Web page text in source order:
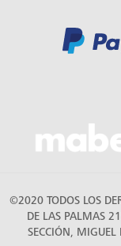
©2020 TODOS LOS
DE LAS PALMAS
SECCIÓN,